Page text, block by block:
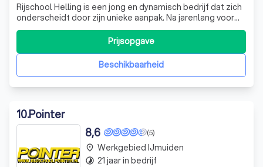
Rijschool Helling is een jong en dynamisch bedrijf dat zich
onderscheidt door zijn unieke aanpak. Na jarenlang voor
verschillende rijscholen te hebben gewerkt, hebben we
geconcludeerd dat het beter kan. We streven ernaar om
zoveel mogelijk leerlingen te laten slagen en we zetten
alles op alles om di
Beschikbaarheid
Prijsopgave
10.Pointer
(5)
8,6
place Werkgebied IJmuiden
timelapse 21 jaar in bedrijf